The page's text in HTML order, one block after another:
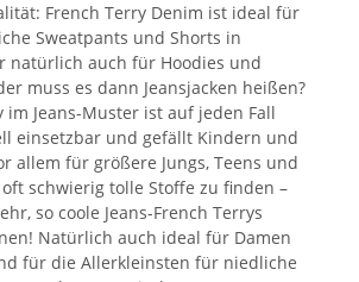
French Terry Denim ist ideal für
Sweatpants und Shorts in
natürlich auch für Hoodies und
muss es dann Jeansjacken heißen?
im Jeans-Muster ist auf jeden Fall
einsetzbar und gefällt Kindern und
allem für größere Jungs, Teens und
schwierig tolle Stoffe zu finden –
so coole Jeans-French Terrys
Natürlich auch ideal für Damen
für die Allerkleinsten für niedliche